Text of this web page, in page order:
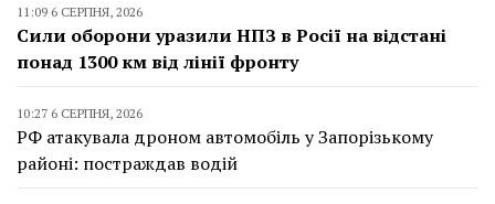
11:09 6 СЕРПНЯ, 2026
Сили оборони уразили НПЗ в Росії на відстані
понад 1300 км від лінії фронту
10:27 6 СЕРПНЯ, 2026
РФ атакувала дроном автомобіль у Запорізькому
районі: постраждав водій